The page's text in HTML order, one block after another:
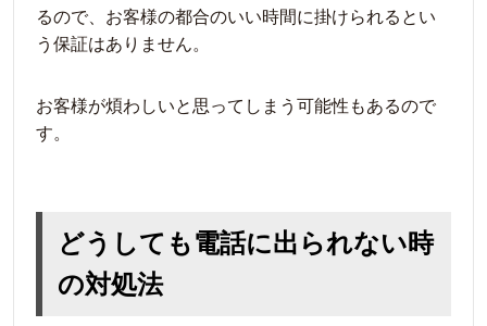
るので、お客様の都合のいい時間に掛けられるとい
う保証はありません。
お客様が煩わしいと思ってしまう可能性もあるので
す。
どうしても電話に出られない時
の対処法